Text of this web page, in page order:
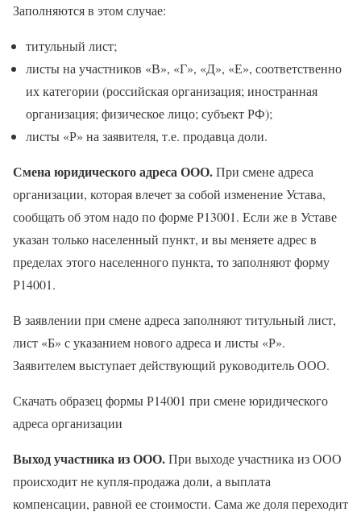
Заполняются в этом случае:
титульный лист;
листы на участников «В», «Г», «Д», «Е», соответственно
их категории (российская организация; иностранная
организация; физическое лицо; субъект РФ);
листы «Р» на заявителя, т.е. продавца доли.
Смена юридического адреса ООО.При смене адреса
организации, которая влечет за собой изменение Устава,
сообщать об этом надо по форме Р13001. Если же в Уставе
указан только населенный пункт, и вы меняете адрес в
пределах этого населенного пункта, то заполняют форму
Р14001.
В заявлении при смене адреса заполняют титульный лист,
лист «Б» с указанием нового адреса и листы «Р».
Заявителем выступает действующий руководитель ООО.
Скачать образец формы Р14001 при смене юридического
адреса организации
Выход участника из ООО.При выходе участника из ООО
происходит не купля-продажа доли, а выплата
компенсации, равной ее стоимости. Сама же доля переходит